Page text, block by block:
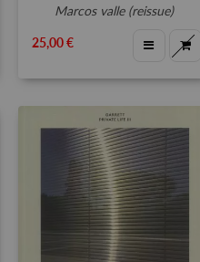
marcos valle (reissue)
25,00 €